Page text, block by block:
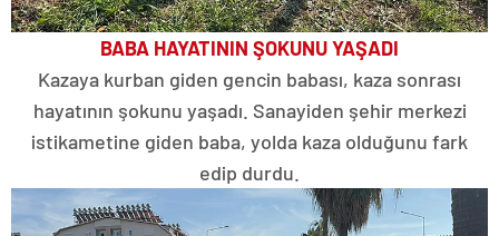
BABA HAYATININ ŞOKUNU YAŞADI
Kazaya kurban giden gencin babası, kaza sonrası
hayatının şokunu yaşadı. Sanayiden şehir merkezi
istikametine giden baba, yolda kaza olduğunu fark
edip durdu.